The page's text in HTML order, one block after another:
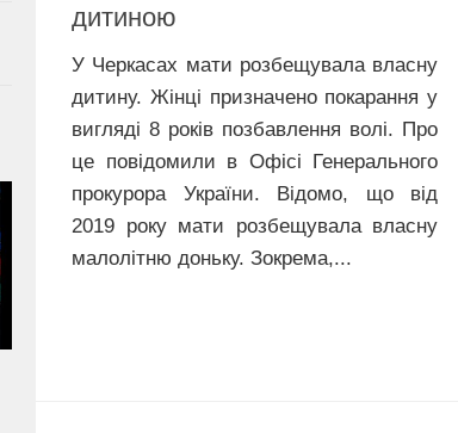
дитиною
У Черкасах мати розбещувала власну
дитину. Жінці призначено покарання у
вигляді 8 років позбавлення волі. Про
це повідомили в Офісі Генерального
прокурора України. Відомо, що від
2019 року мати розбещувала власну
малолітню доньку. Зокрема,...